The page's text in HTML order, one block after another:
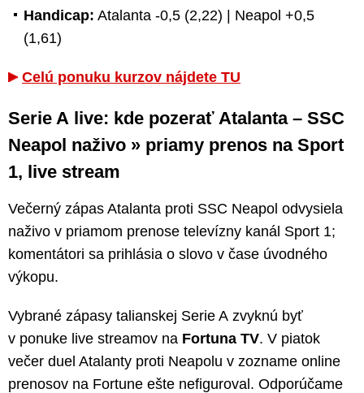
Handicap: Atalanta -0,5 (2,22) | Neapol +0,5
(1,61)
Celú ponuku kurzov nájdete TU
Serie A live: kde pozerať Atalanta – SSC
Neapol naživo » priamy prenos na Sport
1, live stream
Večerný zápas Atalanta proti SSC Neapol odvysiela
naživo v priamom prenose televízny kanál Sport 1;
komentátori sa prihlásia o slovo v čase úvodného
výkopu.
Vybrané zápasy talianskej Serie A zvyknú byť
v ponuke live streamov na Fortuna TV. V piatok
večer duel Atalanty proti Neapolu v zozname online
prenosov na Fortune ešte nefiguroval. Odporúčame